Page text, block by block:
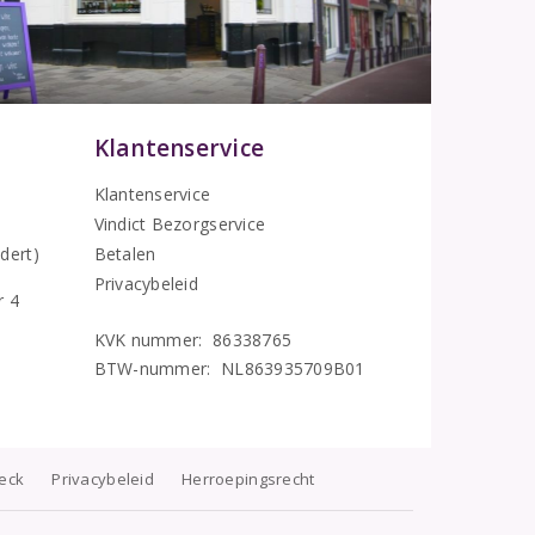
4
Klantenservice
Klantenservice
Vindict Bezorgservice
Betalen
Privacybeleid
KVK nummer: 86338765
BTW-nummer: NL863935709B01
Privacybeleid Herroepingsrecht